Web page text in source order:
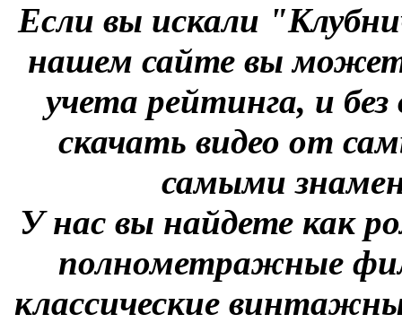
Если вы искали
нашем сайте вы
учета рейтинга, и
скачать видео от
самыми
У нас вы найдете как
полнометражные
классические